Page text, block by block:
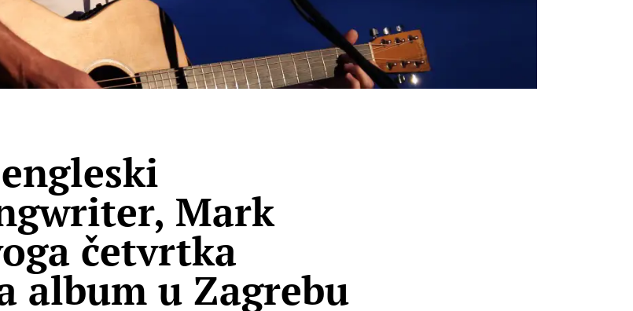
Mark
četvrtka
album u Zagrebu